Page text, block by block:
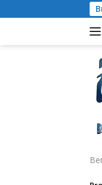
ke
IRET, TCC, dan